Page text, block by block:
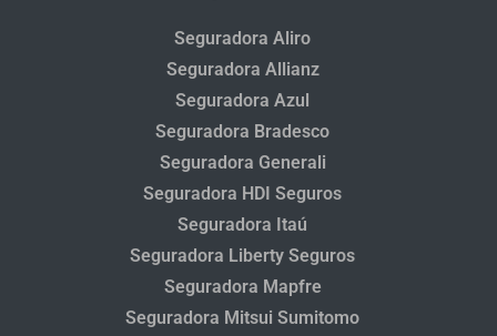
Seguradora Aliro
Seguradora Allianz
Seguradora Azul
Seguradora Bradesco
Seguradora Generali
Seguradora HDI Seguros
Seguradora Itaú
Seguradora Liberty Seguros
Seguradora Mapfre
Seguradora Mitsui Sumitomo